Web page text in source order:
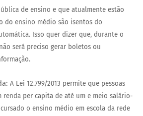
de ensino e que atualmente estão
do ensino médio são isentos do
Isso quer dizer que, durante o
será preciso gerar boletos ou
A Lei 12.799/2013 permite que pessoas
renda per capita de até um e meio salário-
o ensino médio em escola da rede